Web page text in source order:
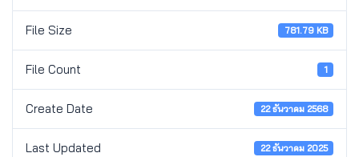
File Size 781.79 KB
File Count 1
Create Date 22 ธันวาคม 2568
Last Updated 22 ธันวาคม 2025